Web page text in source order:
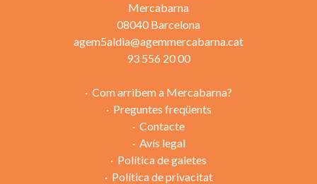
Mercabarna
08040 Barcelona
agem5aldia@agemmercabarna.cat
93 556 20 00
Com arribem a Mercabarna?
Preguntes freqüents
Contacte
Avís legal
Política de galetes
Política de privacitat